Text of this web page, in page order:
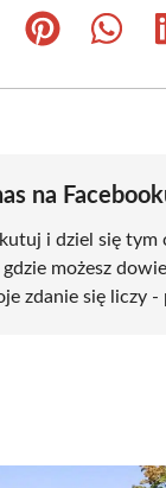
Share
Share
na
i dziel się tym
gdzie możesz
zdanie się liczy -